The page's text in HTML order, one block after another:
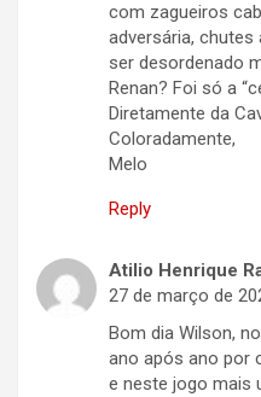
com zagueiros
adversária,
ser desordenado
Renan? Foi só a
Diretamente da
Coloradamente,
Melo
Reply
Atilio Henrique
27 de março de
Bom dia Wilson,
ano após ano por
e neste jogo mais